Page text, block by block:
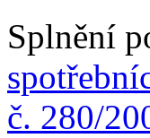
Splnění
č. 280/